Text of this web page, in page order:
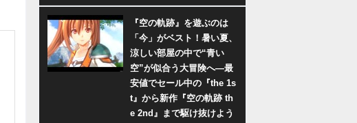
『空の軌跡』を遊ぶのは
「今」がベスト！暑い夏、
涼しい部屋の中で“青い
空”が似合う大冒険へ―最
安値でセール中の『the 1s
t』から新作『空の軌跡 th
e 2nd』まで駆け抜けよう